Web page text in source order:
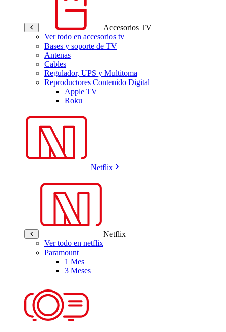
Accesorios TV
Ver todo en accesorios tv
Bases y soporte de TV
Antenas
Cables
Regulador, UPS y Multitoma
Reproductores Contenido Digital
Apple TV
Roku
Netflix
Netflix
Ver todo en netflix
Paramount
1 Mes
3 Meses